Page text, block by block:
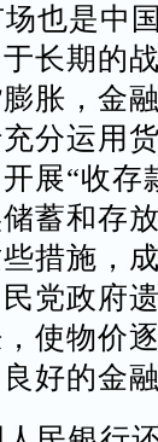
也是中
长期的
胀，金
分运用
展“收存
蓄和存
措施，
党政府
使物价
好的金融